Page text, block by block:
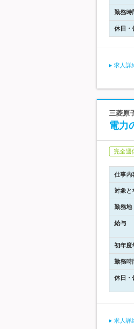
勤務時
休日・
求人詳
三菱原
電力
完全週
仕事内
対象と
勤務地
給与
初年度
勤務時
休日・
求人詳